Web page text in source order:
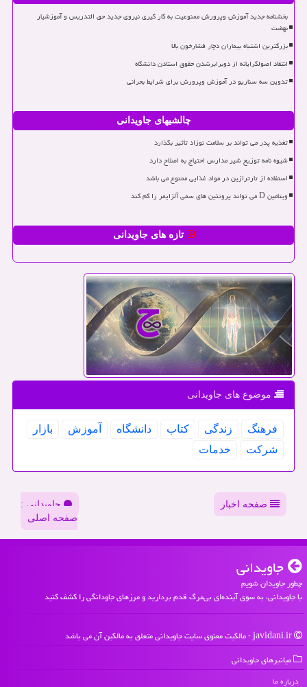
بخشنامه جدید آموزش وپرورش ممنوعیت به کار گیری نیروی جدید حق التدریس و آموزشیار
نهضت
بزرگترین اشتباه بیماران دچار فشارخون بالا
انتقاد اصولگرایانه از دوبرابرشدن حقوق استادن دانشگاه
تدوین سه سناریو در آموزش وپرورش برای شرایط بحرانی
چالشیهای جاویدانی
تغذیه پدر می تواند بر سلامت نوزاد تأثیر بگذارد
شیوه نامه توزیع شیر مدارس احتیاج به اصلاح دارد
استفاده از تارترازین در مواد غذایی ممنوع می باشد
ویتامین D می تواند پروتئین های سمی آلزایمر را کم کند
تازه های جاویدانی
موضوع های جاویدانی
فرهنگ زندگی كتاب دانشگاه آموزش
بازار
شركت
خدمات
صفحه اخبار
جاویدانی :
صفحه اصلی
جاویدانی
چطور جاویدان شویم
با جاویدانی، به سوی آینده‌ای بی‌مرگ قدم بردارید و مرزهای جاودانگی را کشف کنید
میانبرهای جاویدانی
درباره ما